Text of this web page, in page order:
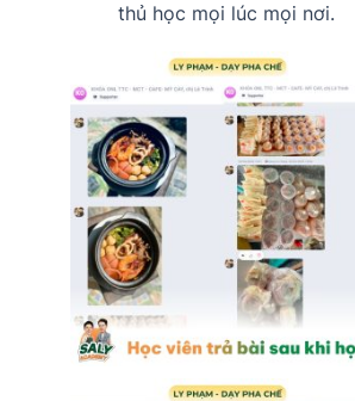
thủ học mọi lúc mọi nơi.